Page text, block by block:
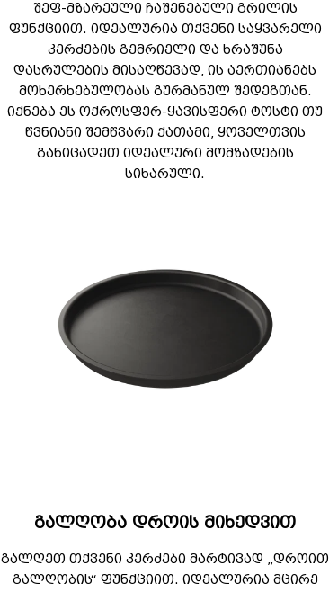
შეფ-მზარეული ჩაშენებული გრილის
ფუნქციით. იდეალურია თქვენი საყვარელი
კერძების გემრიელი და ხრაშუნა
დასრულების მისაღწევად, ის აერთიანებს
მოხერხებულობას გურმანულ შედეგთან.
იქნება ეს ოქროსფერ-ყავისფერი ტოსტი თუ
წვნიანი შემწვარი ქათამი, ყოველთვის
განიცადეთ იდეალური მომზადების
სიხარული.
გალღობა დროის მიხედვით
გალღეთ თქვენი კერძები მარტივად „დროით
გალღობის“ ფუნქციით. იდეალურია მცირე